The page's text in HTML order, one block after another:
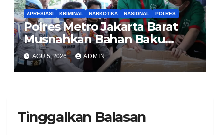
APRESIASI KRIMINAL NARKOTIKA NASIONAL POLRES
Polres Metro Jakarta Barat
Musnahkan Bahan Baku
Narkotika 1,1 Ton
Carisoprodol, Selamatkan 3,5
Juta Jiwa
AGU 5, 2026 ADMIN
Tinggalkan Balasan